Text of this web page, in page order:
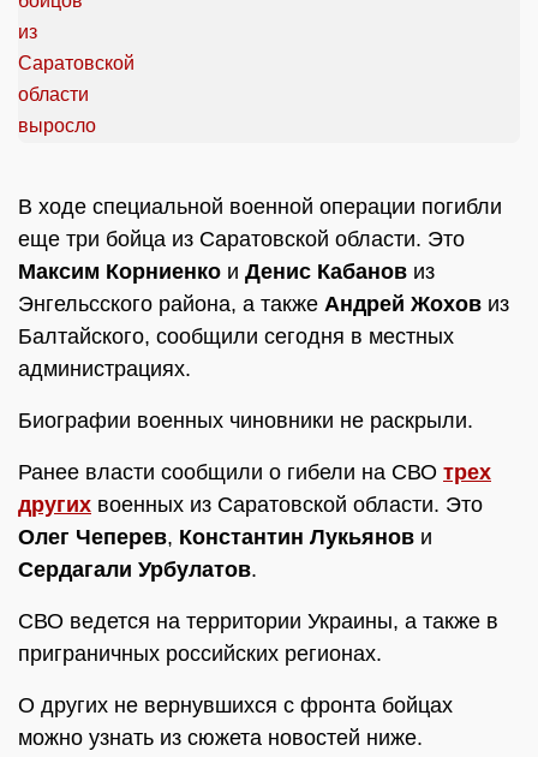
В ходе специальной военной операции погибли
еще три бойца из Саратовской области. Это
Максим Корниенко и Денис Кабанов из
Энгельсского района, а также Андрей Жохов из
Балтайского, сообщили сегодня в местных
администрациях.
Биографии военных чиновники не раскрыли.
Ранее власти сообщили о гибели на СВО трех
других военных из Саратовской области. Это
Олег Чеперев, Константин Лукьянов и
Сердагали Урбулатов.
СВО ведется на территории Украины, а также в
приграничных российских регионах.
О других не вернувшихся с фронта бойцах
можно узнать из сюжета новостей ниже.